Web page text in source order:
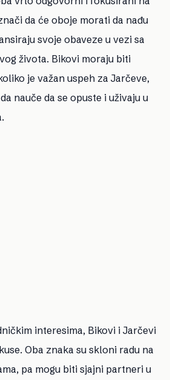
da će oboje morati da nađu
svoje obaveze u vezi sa
života. Bikovi moraju biti
je važan uspeh za Jarčeve,
nauče da se opuste i uživaju u
interesima, Bikovi i Jarčevi
Oba znaka su skloni radu na
pa mogu biti sjajni partneri u